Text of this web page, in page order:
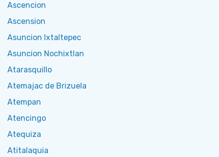
Ascencion
Ascension
Asuncion Ixtaltepec
Asuncion Nochixtlan
Atarasquillo
Atemajac de Brizuela
Atempan
Atencingo
Atequiza
Atitalaquia